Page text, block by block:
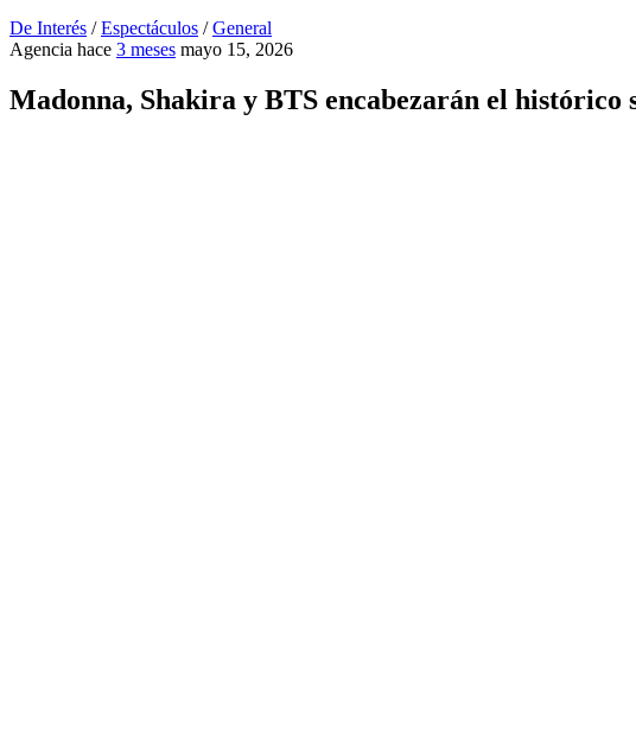
De Interés /Espectáculos /General
Agencia hace 3 meses mayo 15, 2026
Madonna, Shakira y BTS encabezarán el